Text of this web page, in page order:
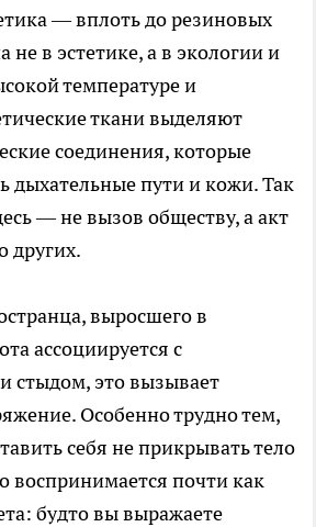
— вплоть до резиновых
не в эстетике, а в экологии и
температуре и
ткани выделяют
соединения, которые
дыхательные пути и кожи. Так
— не вызов обществу, а акт
других.
выросшего в
ассоциируется с
стыдом, это вызывает
Особенно трудно тем,
себя не прикрывать тело
воспринимается почти как
будто вы выражаете